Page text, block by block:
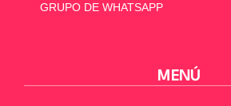
GRUPO DE WHATSAPP
MENÚ